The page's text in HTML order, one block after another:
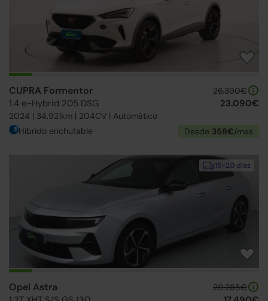
CUPRA Formentor
1.4 e-Hybrid 205 DSG
2024 | 34.921km | 204CV | Automático
26.390€
23.090€
Híbrido enchufable Desde 358€/mes
15-20 días
Opel Astra 20.285€